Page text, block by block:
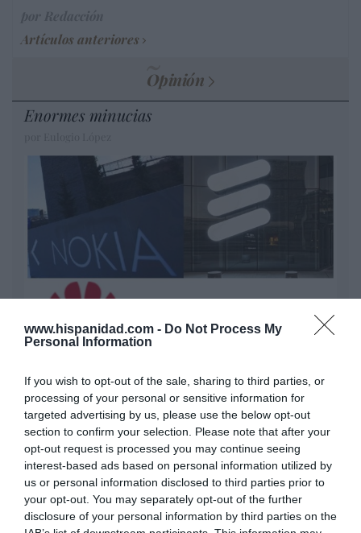
www.hispanidad.com - Do Not Process My
Personal Information
If you wish to opt-out of the sale, sharing to third parties, or
processing of your personal or sensitive information for
targeted advertising by us, please use the below opt-out
section to confirm your selection. Please note that after your
opt-out request is processed you may continue seeing
interest-based ads based on personal information utilized by
us or personal information disclosed to third parties prior to
your opt-out. You may separately opt-out of the further
disclosure of your personal information by third parties on the
Artículos anteriores
Opinión
Enormes minucias
Nokia, Ericsson... Huawei: lo que importan
son las patentes
Eulogio López
Isabel Pantoja pierde dos pleitos
con Hacienda por 700.000
euros... suma y sigue
Eulogio López
El IBEX 35 cerró la sesión del